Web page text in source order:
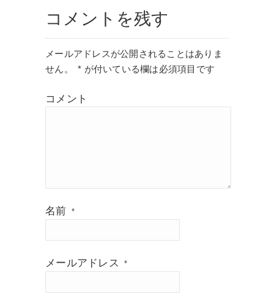
コメントを残す
メールアドレスが公開されることはありま
せん。
* が付いている欄は必須項目です
コメント
名前 *
メールアドレス *